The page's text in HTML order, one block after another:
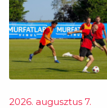
2026. augusztus 7.